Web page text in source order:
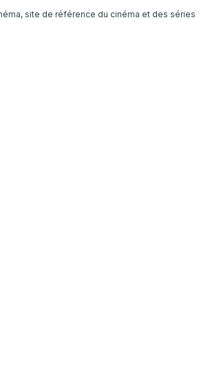
site de référence du cinéma et des séries